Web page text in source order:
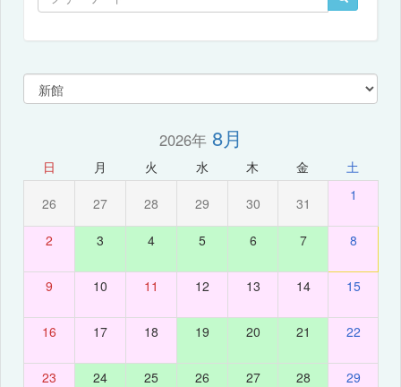
2026年8月
日 月 火 水 木 金 土
26 27 28 29 30 31 1
2 3 4 5 6 7 8
9 10 11 12 13 14 15
16 17 18 19 20 21 22
23 24 25 26 27 28 29